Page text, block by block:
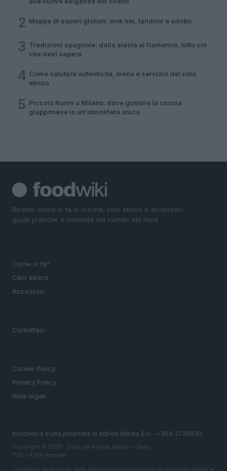
2 Mappe di sapori globali: wok hei, tandoor e adobo
3 Tradizioni spagnole: dalla siesta al flamenco, tutto ciò
che devi sapere
4 Come valutare autenticità, menu e servizio del cibo
etnico
5 Piccolo Ronin a Milano: dove gustare la cucina
giapponese in un’atmosfera unica
Ricette, come si fa in cucina, cibo etnico e accessori:
guide pratiche e curiosità dal mondo del food.
Come si fa?
Cibo etnico
Accessori
Contattaci
Cookie Policy
Privacy Policy
Note legali
foodwiki.it è una proprietà di AdHub Media S.r.l. — REA 2729933
Copyright © 2026 · Edito da AdHub Media — Italia
Tutti i diritti riservati
I contenuti sono curati dalla redazione con il supporto di strumenti digitali e